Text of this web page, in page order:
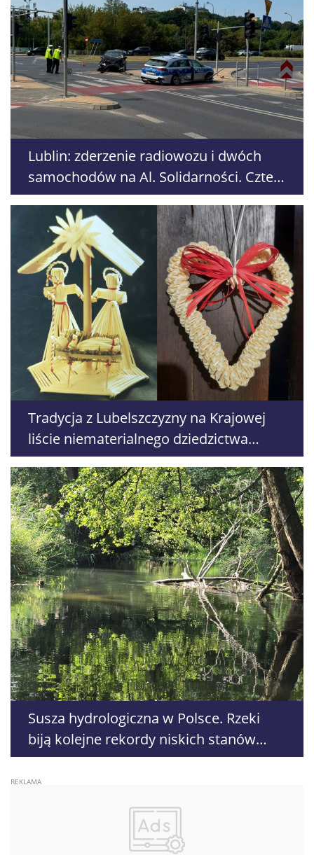
Lublin: zderzenie radiowozu i dwóch
samochodów na Al. Solidarności. Cztery
osoby poszkodowane
Tradycja z Lubelszczyzny na Krajowej
liście niematerialnego dziedzictwa
kulturowego. Doceniono ozdoby
wyplatane ze słomy
Susza hydrologiczna w Polsce. Rzeki
biją kolejne rekordy niskich stanów
wody